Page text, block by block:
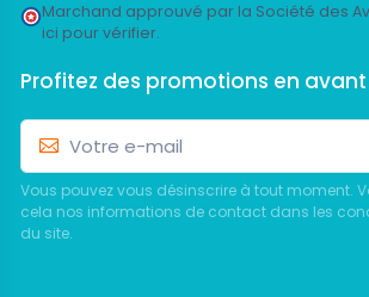
Marchand approuvé par la Société des
ici pour vérifier.
Profitez des promotions en avant
Vous pouvez vous désinscrire à tout moment.
cela nos informations de contact dans les
du site.